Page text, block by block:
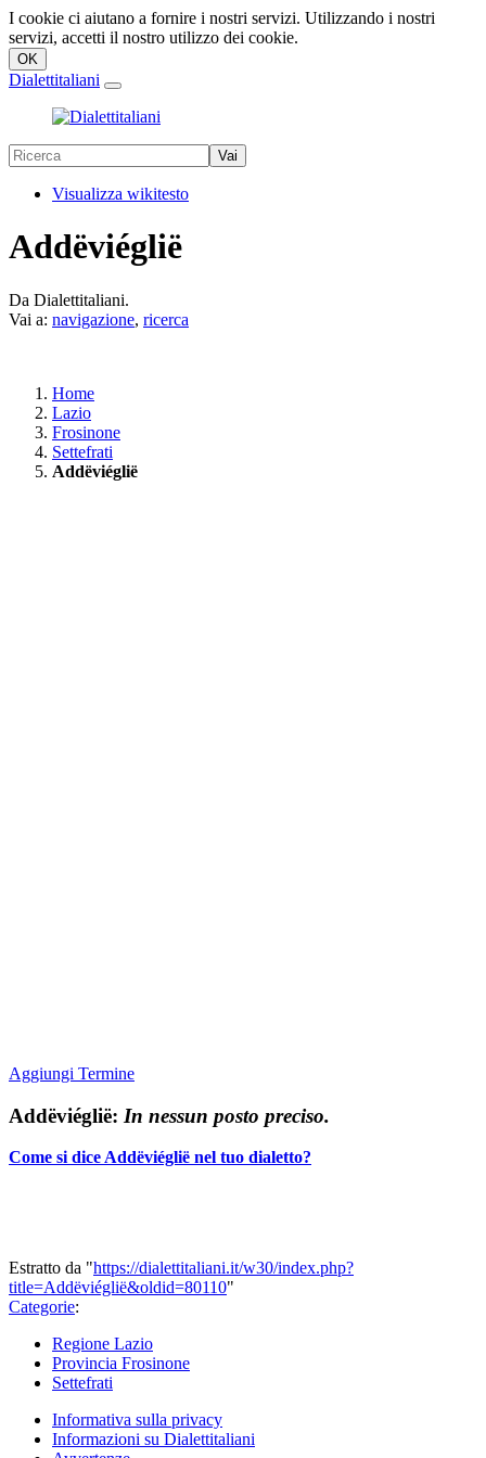
I cookie ci aiutano a fornire i nostri servizi. Utilizzando i nostri
servizi, accetti il nostro utilizzo dei cookie.
Dialettitaliani
Visualizza wikitesto
Addëviéglië
Da Dialettitaliani.
Vai a: navigazione, ricerca
Home
Lazio
Frosinone
Settefrati
Addëviéglië
Aggiungi Termine
Addëviéglië: In nessun posto preciso.
Come si dice Addëviéglië nel tuo dialetto?
Estratto da "https://dialettitaliani.it/w30/index.php?
title=Addëviéglië&oldid=80110"
Categorie:
Regione Lazio
Provincia Frosinone
Settefrati
Informativa sulla privacy
Informazioni su Dialettitaliani